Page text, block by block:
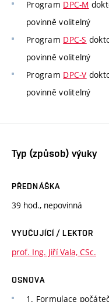
Program DPC-M
povinně volitelný
Program DPC-S
povinně volitelný
Program DPC-V
povinně volitelný
Typ (způsob) výuky
PŘEDNÁŠKA
39 hod., nepovinná
VYUČUJÍCÍ / LEKTOR
prof. Ing. Jiří Vala, CSc.
OSNOVA
1. Formulace